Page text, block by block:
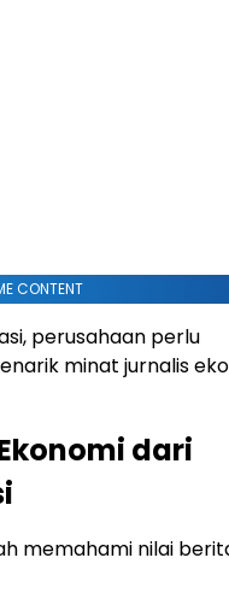
CONTENT
perusahaan perlu
minat jurnalis
dari
memahami nilai